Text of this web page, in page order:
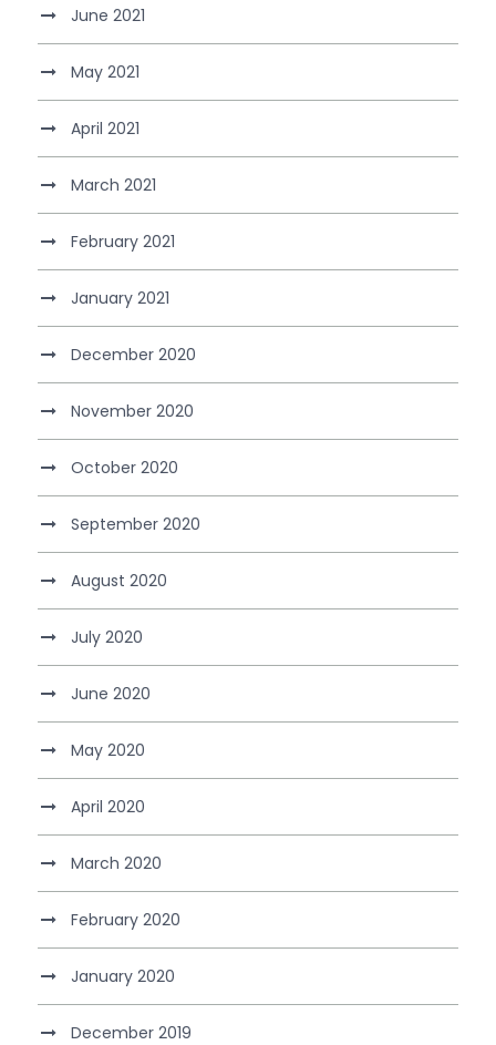
June 2021
May 2021
April 2021
March 2021
February 2021
January 2021
December 2020
November 2020
October 2020
September 2020
August 2020
July 2020
June 2020
May 2020
April 2020
March 2020
February 2020
January 2020
December 2019